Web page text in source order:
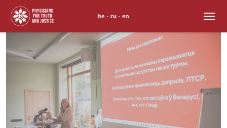
to
content
be • ru • en